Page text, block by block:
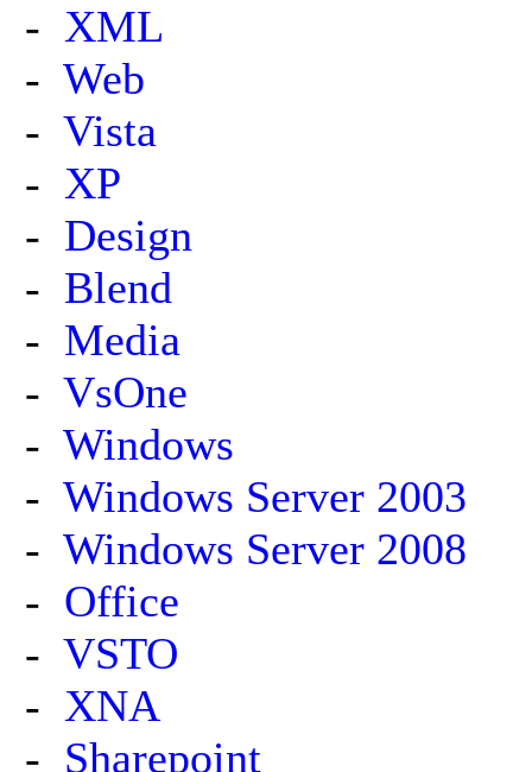
- XML
- Web
- Vista
- XP
- Design
- Blend
- Media
- VsOne
- Windows
- Windows Server 2003
- Windows Server 2008
- Office
- VSTO
- XNA
- Sharepoint